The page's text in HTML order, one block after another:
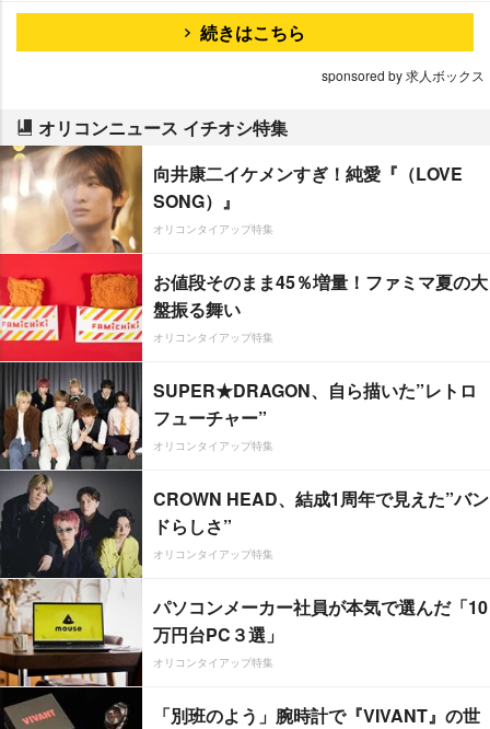
続きはこちら
sponsored by 求人ボックス
オリコンニュース イチオシ特集
向井康二イケメンすぎ！純愛『（LOVE
SONG）』
オリコンタイアップ特集
お値段そのまま45％増量！ファミマ夏の大
盤振る舞い
オリコンタイアップ特集
SUPER★DRAGON、自ら描いた”レトロ
フューチャー”
オリコンタイアップ特集
CROWN HEAD、結成1周年で見えた”バン
ドらしさ”
オリコンタイアップ特集
パソコンメーカー社員が本気で選んだ「10
万円台PC３選」
オリコンタイアップ特集
「別班のよう」腕時計で『VIVANT』の世